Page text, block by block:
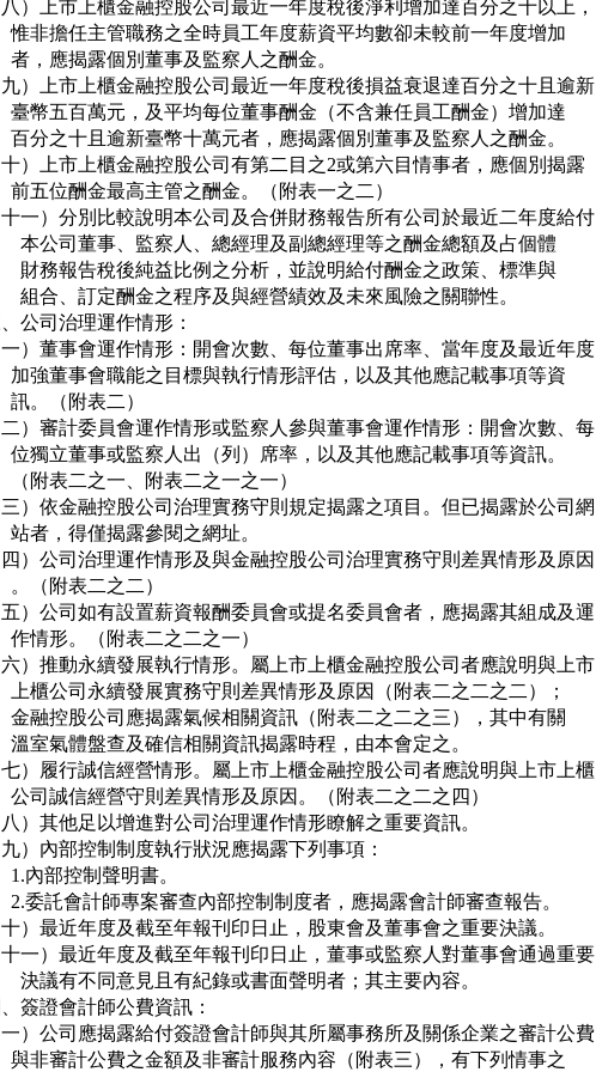
八）上市上櫃金融控股公司最近一年度稅後淨利增加達百分之十以上，
惟非擔任主管職務之全時員工年度薪資平均數卻未較前一年度增加
者，應揭露個別董事及監察人之酬金。
九）上市上櫃金融控股公司最近一年度稅後損益衰退達百分之十且逾新
臺幣五百萬元，及平均每位董事酬金（不含兼任員工酬金）增加達
百分之十且逾新臺幣十萬元者，應揭露個別董事及監察人之酬金。
十）上市上櫃金融控股公司有第二目之2或第六目情事者，應個別揭露
前五位酬金最高主管之酬金。（附表一之二）
十一）分別比較說明本公司及合併財務報告所有公司於最近二年度給付
本公司董事、監察人、總經理及副總經理等之酬金總額及占個體
財務報告稅後純益比例之分析，並說明給付酬金之政策、標準與
組合、訂定酬金之程序及與經營績效及未來風險之關聯性。
公司治理運作情形：
一）董事會運作情形：開會次數、每位董事出席率、當年度及最近年度
加強董事會職能之目標與執行情形評估，以及其他應記載事項等資
訊。（附表二）
二）審計委員會運作情形或監察人參與董事會運作情形：開會次數、每
位獨立董事或監察人出（列）席率，以及其他應記載事項等資訊。
（附表二之一、附表二之一之一）
三）依金融控股公司治理實務守則規定揭露之項目。但已揭露於公司網
站者，得僅揭露參閱之網址。
四）公司治理運作情形及與金融控股公司治理實務守則差異情形及原因
。（附表二之二）
五）公司如有設置薪資報酬委員會或提名委員會者，應揭露其組成及運
作情形。（附表二之二之一）
六）推動永續發展執行情形。屬上市上櫃金融控股公司者應說明與上市
上櫃公司永續發展實務守則差異情形及原因（附表二之二之二）；
金融控股公司應揭露氣候相關資訊（附表二之二之三），其中有關
溫室氣體盤查及確信相關資訊揭露時程，由本會定之。
七）履行誠信經營情形。屬上市上櫃金融控股公司者應說明與上市上櫃
公司誠信經營守則差異情形及原因。（附表二之二之四）
八）其他足以增進對公司治理運作情形瞭解之重要資訊。
九）內部控制制度執行狀況應揭露下列事項：
1.內部控制聲明書。
2.委託會計師專案審查內部控制制度者，應揭露會計師審查報告。
十）最近年度及截至年報刊印日止，股東會及董事會之重要決議。
十一）最近年度及截至年報刊印日止，董事或監察人對董事會通過重要
決議有不同意見且有紀錄或書面聲明者；其主要內容。
、簽證會計師公費資訊：
一）公司應揭露給付簽證會計師與其所屬事務所及關係企業之審計公費
與非審計公費之金額及非審計服務內容（附表三），有下列情事之